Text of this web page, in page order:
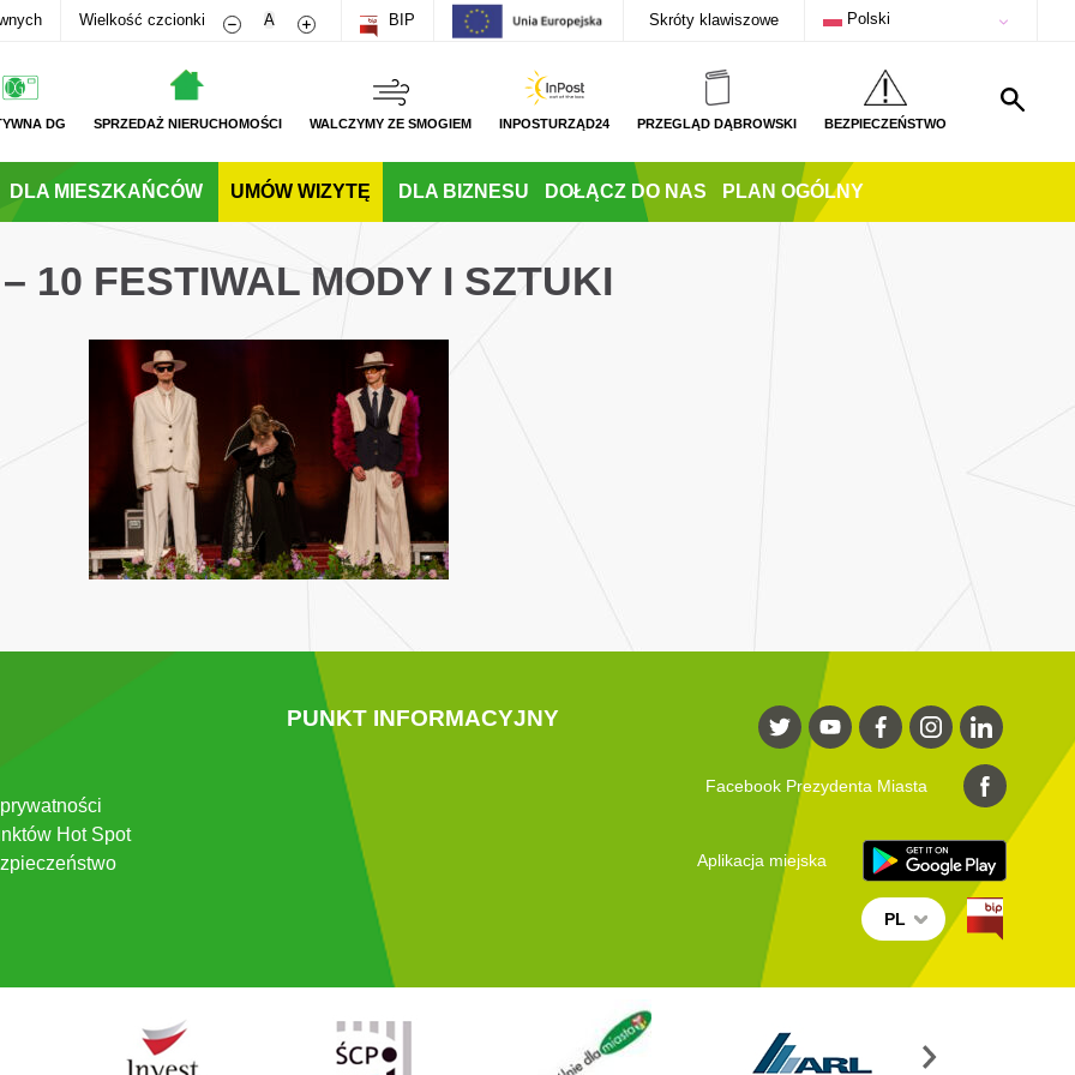
Wielkość czcionki Zmniejsz rozmiar czcionki
A Zwiększ rozmiar czcionki
BIP Skróty klawiszowe Polski
DG SPRZEDAŻ NIERUCHOMOŚCI WALCZYMY ZE SMOGIEM INPOSTURZĄD24 PRZEGLĄD DĄBROWSKI BEZPIECZEŃSTWO
DLA MIESZKAŃCÓW UMÓW WIZYTĘ DLA BIZNESU DOŁĄCZ DO NAS PLAN OGÓLNY
10 FESTIWAL MODY I SZTUKI
Hot Spot
PUNKT INFORMACYJNY
Facebook Prezydenta Miasta
Aplikacja miejska
PL